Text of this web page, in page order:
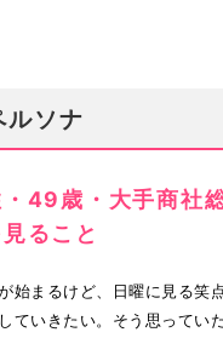
ルソナ
49歳・大手商社
ること
始まるけど、日曜に見る笑
ていきたい。そう思ってい